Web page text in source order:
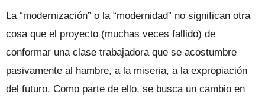
La “modernización” o la “modernidad” no significan otra
cosa que el proyecto (muchas veces fallido) de
conformar una clase trabajadora que se acostumbre
pasivamente al hambre, a la miseria, a la expropiación
del futuro. Como parte de ello, se busca un cambio en